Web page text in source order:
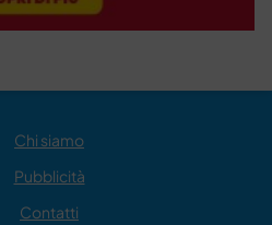
Chi siamo
Pubblicità
Contatti